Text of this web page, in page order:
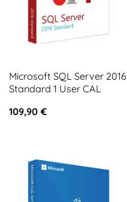
Microsoft SQL Server 2016
Standard 1 User CAL
109,90 €